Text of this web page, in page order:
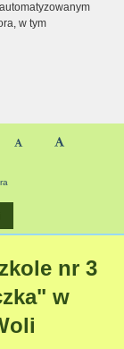
w tym
nr 3
w